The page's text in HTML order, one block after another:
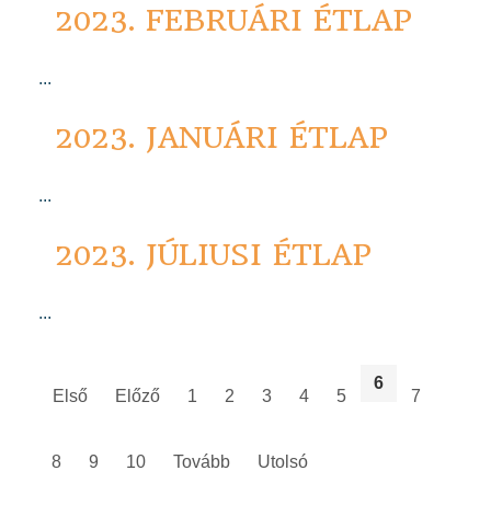
2023. FEBRUÁRI ÉTLAP
...
2023. JANUÁRI ÉTLAP
...
2023. JÚLIUSI ÉTLAP
...
Első Előző 1 2 3 4 5
6
7
8 9 10 Tovább Utolsó